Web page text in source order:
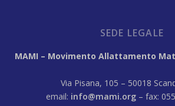
SEDE LEGALE
MAMI – Movimento Allattamento
Via Pisana, 105 – 50018
email: info@mami.org – fax: